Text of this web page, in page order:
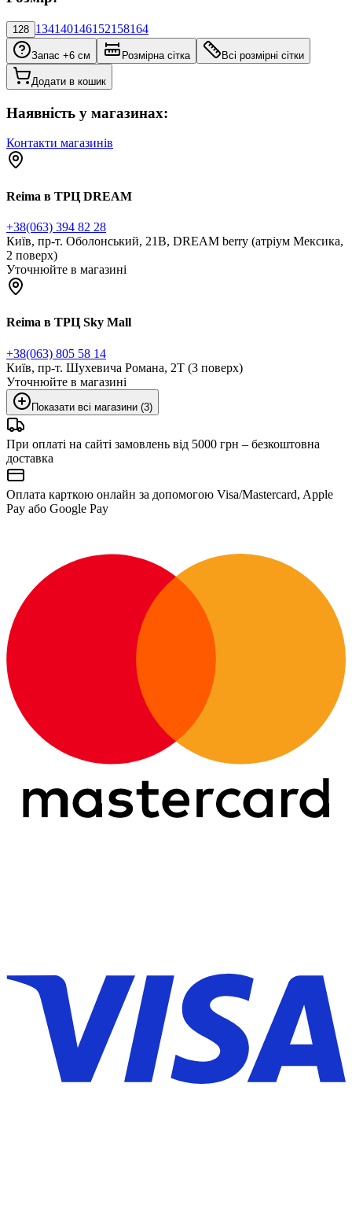
128 134140146152158164
Запас +6 см Розмірна сітка Всі розмірні сітки
Додати в кошик
Наявність у магазинах:
Контакти магазинів
Reima в ТРЦ DREAM
+38(063) 394 82 28
Київ, пр-т. Оболонський, 21В, DREAM berry (атріум Мексика,
2 поверх)
Уточнюйте в магазині
Reima в ТРЦ Sky Mall
+38(063) 805 58 14
Київ, пр-т. Шухевича Романа, 2Т (3 поверх)
Уточнюйте в магазині
Показати всі магазини (3)
При оплаті на сайті замовлень від 5000 грн – безкоштовна
доставка
Оплата карткою онлайн за допомогою Visa/Mastercard, Apple
Pay або Google Pay